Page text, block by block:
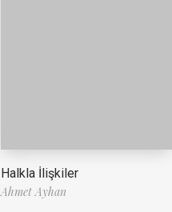
Halkla İlişkiler
Ahmet Ayhan